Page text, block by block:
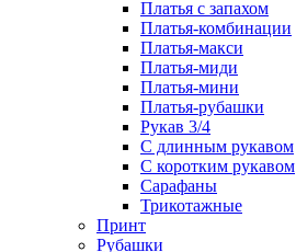
Платья с запахом
Платья-комбинации
Платья-макси
Платья-миди
Платья-мини
Платья-рубашки
Рукав 3/4
С длинным рукавом
С коротким рукавом
Сарафаны
Трикотажные
Принт
Рубашки